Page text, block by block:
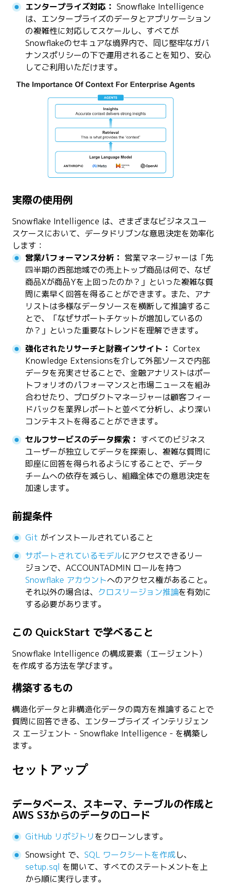
エンタープライズ対応： Snowflake Intelligence
は、エンタープライズのデータとアプリケーション
の複雑性に対応してスケールし、すべてが
Snowflakeのセキュアな境界内で、同じ堅牢なガバ
ナンスポリシーの下で運用されることを知り、安心
してご利用いただけます。
実際の使用例
Snowflake Intelligence は、さまざまなビジネスユー
スケースにおいて、データドリブンな意思決定を効率化
します：
営業パフォーマンス分析： 営業マネージャーは「先
四半期の西部地域での売上トップ商品は何で、なぜ
商品Xが商品Yを上回ったのか？」といった複雑な質
問に素早く回答を得ることができます。また、アナ
リストは多様なデータソースを横断して推論するこ
とで、「なぜサポートチケットが増加しているの
か？」といった重要なトレンドを理解できます。
強化されたリサーチと財務インサイト： Cortex
Knowledge Extensionsを介して外部ソースで内部
データを充実させることで、金融アナリストはポー
トフォリオのパフォーマンスと市場ニュースを組み
合わせたり、プロダクトマネージャーは顧客フィー
ドバックを業界レポートと並べて分析し、より深い
コンテキストを得ることができます。
セルフサービスのデータ探索： すべてのビジネス
ユーザーが独立してデータを探索し、複雑な質問に
即座に回答を得られるようにすることで、データ
チームへの依存を減らし、組織全体での意思決定を
加速します。
前提条件
Git がインストールされていること
サポートされているモデルにアクセスできるリー
ジョンで、ACCOUNTADMIN ロールを持つ
Snowflake アカウントへのアクセス権があること。
それ以外の場合は、 クロスリージョン推論を有効に
する必要があります。
この QuickStart で学べること
Snowflake Intelligence の構成要素（エージェント）
を作成する方法を学びます。
構築するもの
構造化データと非構造化データの両方を推論することで
質問に回答できる、エンタープライズ インテリジェン
ス エージェント - Snowflake Intelligence - を構築し
ます。
セットアップ
データベース、スキーマ、テーブルの作成と
AWS S3からのデータのロード
GitHub リポジトリをクローンします。
Snowsight で、 SQL ワークシートを作成し、
setup.sql を開いて、すべてのステートメントを上
から順に実行します。